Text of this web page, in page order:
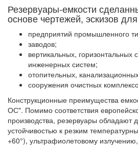
Резервуары-емкости
основе чертежей, эскизов
предприятий промышленного
заводов;
вертикальных, горизонтальных
инженерных систем;
отопительных,
сооружения очистных
Конструкционные преимущества
ОС". Помимо соответствия
производства, резервуары обладают
устойчивостью к резким
+60°), ультрафиолетовому